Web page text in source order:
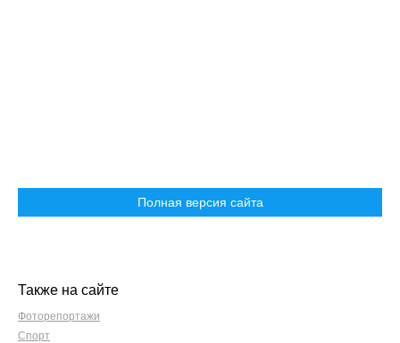
Полная версия сайта
Также на сайте
Фоторепортажи
Спорт